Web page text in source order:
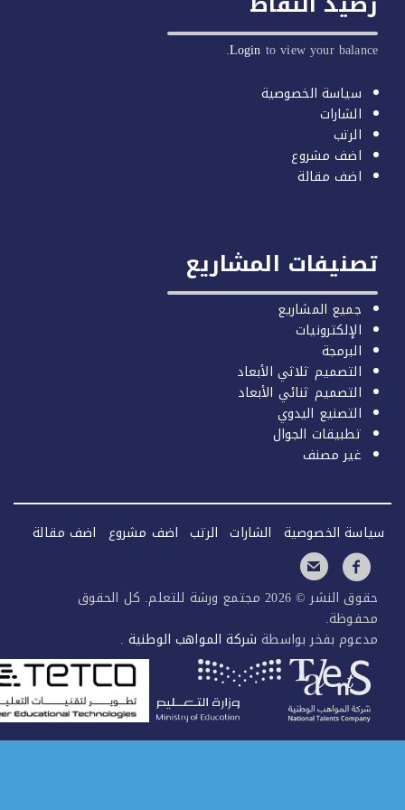
Loginto view your
سياسة الخصوصية
الشارات
الرتب
اضف مشروع
اضف مقالة
المشاريع
جميع المشاريع
الإلكترونيات
البرمجة
التصميم ثلاثي الأبعاد
التصميم ثنائي الأبعاد
التصنيع اليدوي
تطبيقات الجوال
غير مصنف
الخصوصية الشارات الرتب اضف مشروع اضف مقالة
حقوق النشر © 2026 مجتمع ورشة للتعلم. كل الحقوق
بفخر بواسطةشركة المواهب الوطنية.